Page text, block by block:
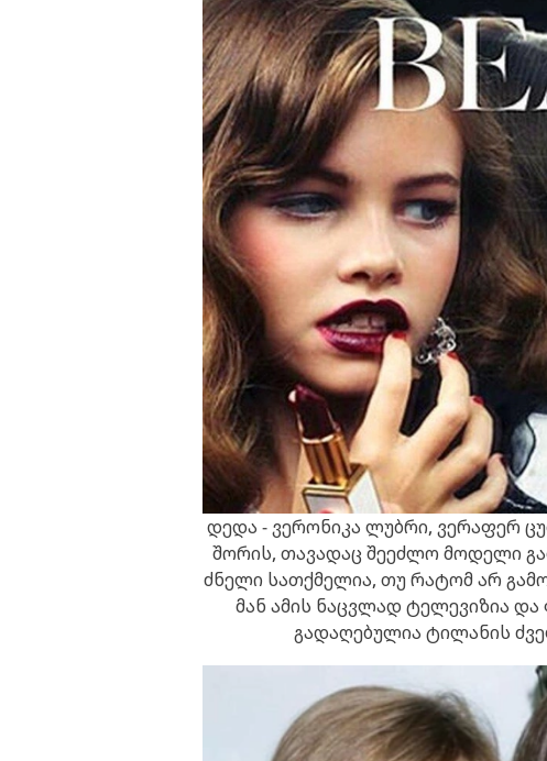
დედა - ვერონიკა ლუბრი, ვერაფერ
შორის, თავადაც შეეძლო მოდელი
ძნელი სათქმელია, თუ რატომ არ
მან ამის ნაცვლად ტელევიზია
გადაღებულია ტილანის